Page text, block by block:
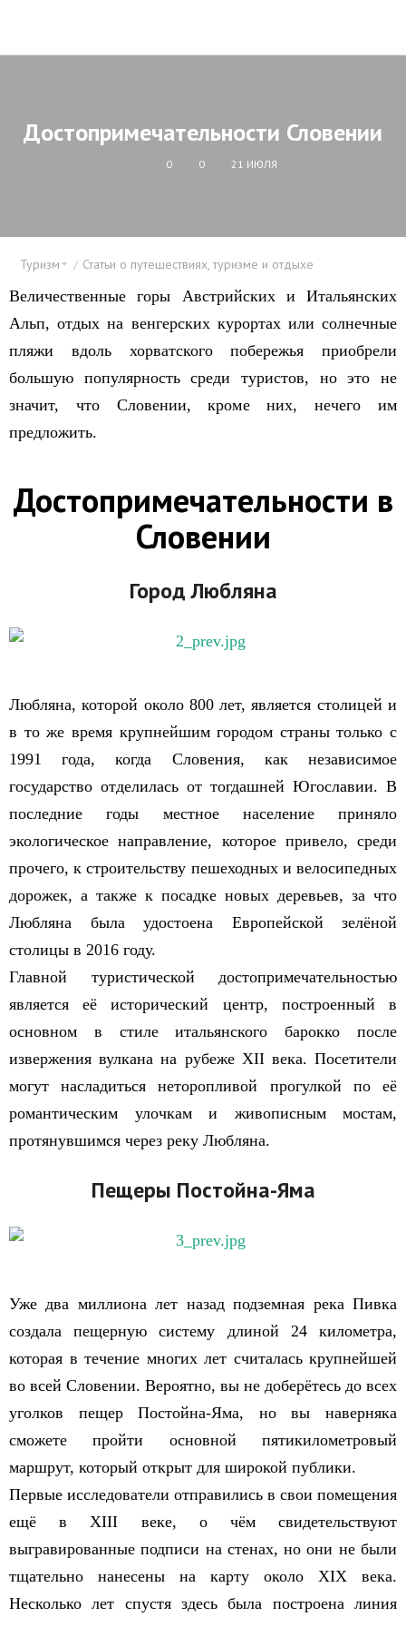
Достопримечательности Словении
0 0 21 ИЮЛЯ
Туризм Статьи о путешествиях, туризме и отдыхе
Величественные горы Австрийских и Итальянских
Альп, отдых на венгерских курортах или солнечные
пляжи вдоль хорватского побережья приобрели
большую популярность среди туристов, но это не
значит, что Словении, кроме них, нечего им
предложить.
Достопримечательности в
Словении
Город Любляна
Любляна, которой около 800 лет, является столицей и
в то же время крупнейшим городом страны только с
1991 года, когда Словения, как независимое
государство отделилась от тогдашней Югославии. В
последние годы местное население приняло
экологическое направление, которое привело, среди
прочего, к строительству пешеходных и велосипедных
дорожек, а также к посадке новых деревьев, за что
Любляна была удостоена Европейской зелёной
столицы в 2016 году.
Главной туристической достопримечательностью
является её исторический центр, построенный в
основном в стиле итальянского барокко после
извержения вулкана на рубеже XII века. Посетители
могут насладиться неторопливой прогулкой по её
романтическим улочкам и живописным мостам,
протянувшимся через реку Любляна.
Пещеры Постойна-Яма
Уже два миллиона лет назад подземная река Пивка
создала пещерную систему длиной 24 километра,
которая в течение многих лет считалась крупнейшей
во всей Словении. Вероятно, вы не доберётесь до всех
уголков пещер Постойна-Яма, но вы наверняка
сможете пройти основной пятикилометровый
маршрут, который открыт для широкой публики.
Первые исследователи отправились в свои помещения
ещё в XIII веке, о чём свидетельствуют
выгравированные подписи на стенах, но они не были
тщательно нанесены на карту около XIX века.
Несколько лет спустя здесь была построена линия